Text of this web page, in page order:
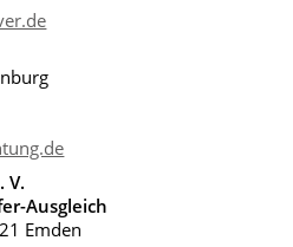
V.
Ausgleich
Emden